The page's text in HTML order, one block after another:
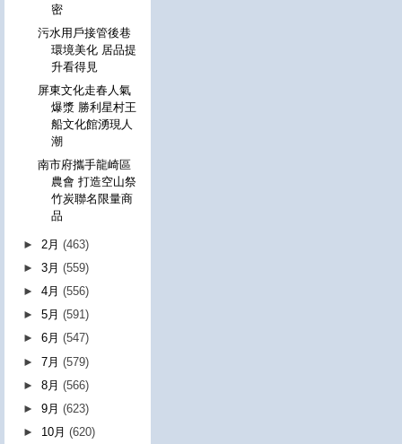
密
污水用戶接管後巷
環境美化 居品提
升看得見
屏東文化走春人氣
爆漿 勝利星村王
船文化館湧現人
潮
南市府攜手龍崎區
農會 打造空山祭
竹炭聯名限量商
品
► 2月(463)
►3月(559)
►4月(556)
►5月(591)
►6月(547)
►7月(579)
►8月(566)
►9月(623)
► 10月(620)